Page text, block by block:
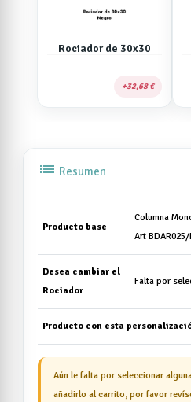
Rociador de 30x30
32,68 €
list Resumen
Producto base
Columna
Art BDAR025/
Desea cambiar el
Rociador
Falta por
Producto con esta
Aún le falta por seleccionar
añadirlo al carrito, por favor